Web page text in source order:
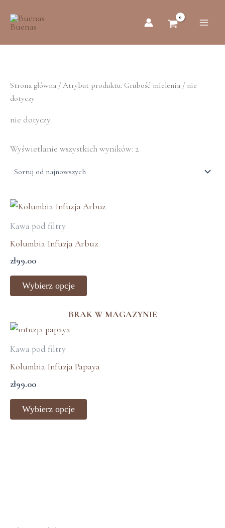
Strona główna / Atrybut produktu: Grubość mielenia / nie
dotyczy
nie dotyczy
Wyświetlanie wszystkich wyników: 2
najnowszych
Kawa pod filtry
Kolumbia Infuzja Arbuz
zł99.00
Wybierz opcje
Ten
wiele
Opcje
można
BRAK W MAGAZYNIE
Kawa pod filtry
Kolumbia Infuzja Papaya
zł99.00
Wybierz opcje
wiele
Opcje
można